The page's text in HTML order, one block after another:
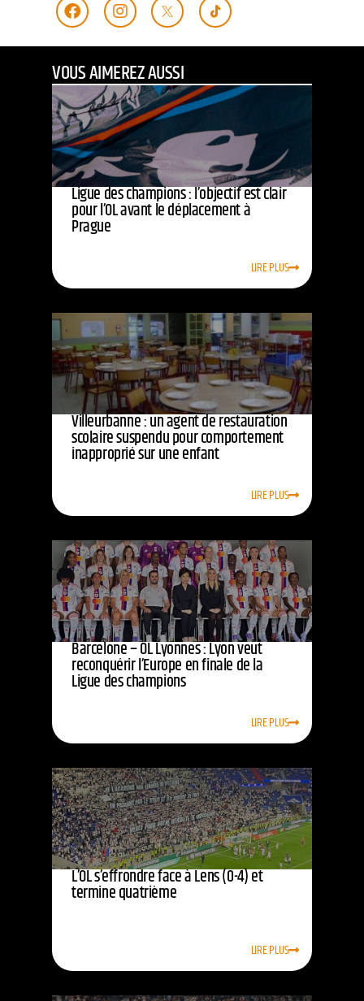
VOUS AIMEREZ AUSSI
Ligue des champions : l’objectif est clair
pour l’OL avant le déplacement à
Prague
LIRE PLUS
Villeurbanne : un agent de restauration
scolaire suspendu pour comportement
inapproprié sur une enfant
LIRE PLUS
Barcelone – OL Lyonnes : Lyon veut
reconquérir l’Europe en finale de la
Ligue des champions
LIRE PLUS
L’OL s’effrondre face à Lens (0-4) et
termine quatrième
LIRE PLUS